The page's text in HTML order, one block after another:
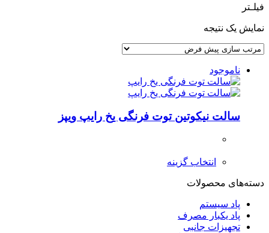
فیلـتر
نمایش یک نتیجه
ناموجود
سالت نیکوتین توت فرنگی یخ رایپ ویپز
انتخاب گزینه
دسته‌های محصولات
پاد سیستم
پاد یکبار مصرف
تجهیزات جانبی